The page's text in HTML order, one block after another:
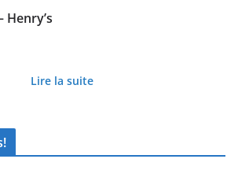
Henry’s
Lire la suite